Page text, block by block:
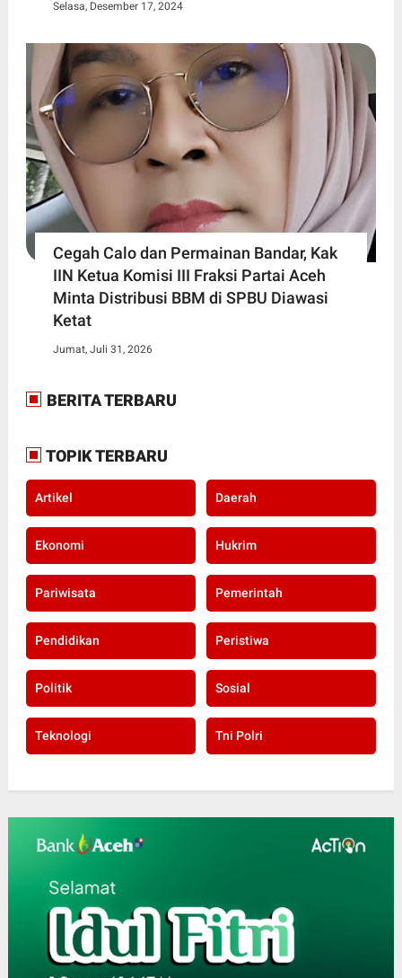
Selasa, Desember 17, 2024
Cegah Calo dan Permainan Bandar, Kak
IIN Ketua Komisi III Fraksi Partai Aceh
Minta Distribusi BBM di SPBU Diawasi
Ketat
Jumat, Juli 31, 2026
BERITA TERBARU
TOPIK TERBARU
Artikel Daerah
Ekonomi Hukrim
Pariwisata Pemerintah
Pendidikan Peristiwa
Politik Sosial
Teknologi Tni Polri